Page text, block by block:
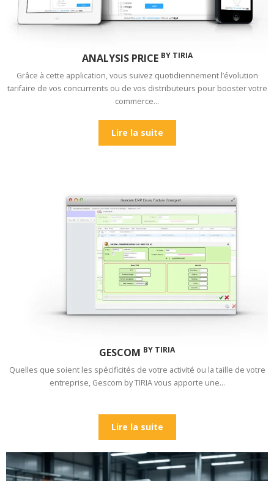
ANALYSIS PRICE BY TIRIA
Grâce à cette application, vous suivez quotidiennement l’évolution
tarifaire de vos concurrents ou de vos distributeurs pour booster votre
commerce…
Lire la suite
GESCOM BY TIRIA
Quelles que soient les spécificités de votre activité ou la taille de votre
entreprise, Gescom by TIRIA vous apporte une…
Lire la suite